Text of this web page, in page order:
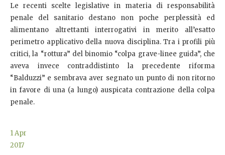
Le recenti scelte legislative in materia di responsabilità
penale del sanitario destano non poche perplessità ed
alimentano altrettanti interrogativi in merito all’esatto
perimetro applicativo della nuova disciplina. Tra i profili più
critici, la “rottura” del binomio “colpa grave-linee guida”, che
aveva invece contraddistinto la precedente riforma
“Balduzzi” e sembrava aver segnato un punto di non ritorno
in favore di una (a lungo) auspicata contrazione della colpa
penale.
1Apr
2017